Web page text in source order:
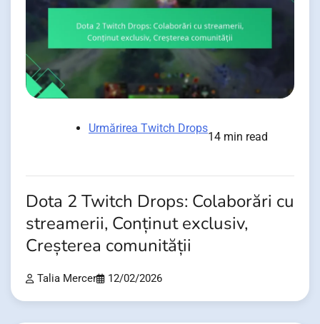
Urmărirea Twitch Drops
14 min read
Dota 2 Twitch Drops: Colaborări cu
streamerii, Conținut exclusiv,
Creșterea comunității
Talia Mercer 12/02/2026